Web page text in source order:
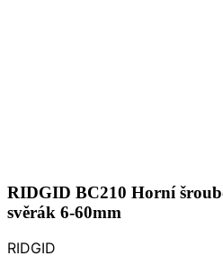
RIDGID BC210 Horní
svěrák 6-60mm
RIDGID